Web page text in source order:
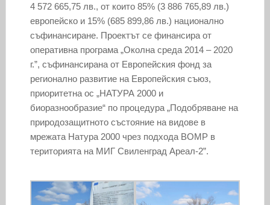
4 572 665,75 лв., от които 85% (3 886 765,89 лв.)
европейско и 15% (685 899,86 лв.) национално
съфинансиране. Проектът се финансира от
оперативна програма „Околна среда 2014 – 2020
г.”, съфинансирана от Европейския фонд за
регионално развитие на Европейския съюз,
приоритетна ос „НАТУРА 2000 и
биоразнообразие“ по процедура „Подобряване на
природозащитното състояние на видове в
мрежата Натура 2000 чрез подхода ВОМР в
територията на МИГ Свиленград Ареал-2”.